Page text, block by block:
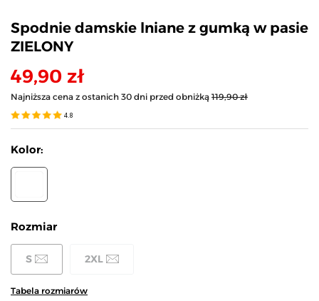
Spodnie damskie lniane z gumką w pasie
ZIELONY
49,90 zł
Najniższa cena z ostanich 30 dni przed obniżką 119,90 zł
4.8
Kolor:
Rozmiar
S 2XL
Tabela rozmiarów